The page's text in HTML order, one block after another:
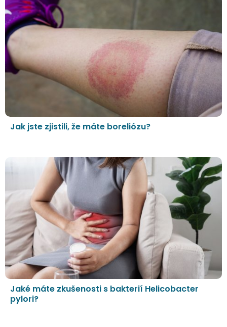
Jak jste zjistili, že máte boreliózu?
Jaké máte zkušenosti s bakterií Helicobacter
pylori?